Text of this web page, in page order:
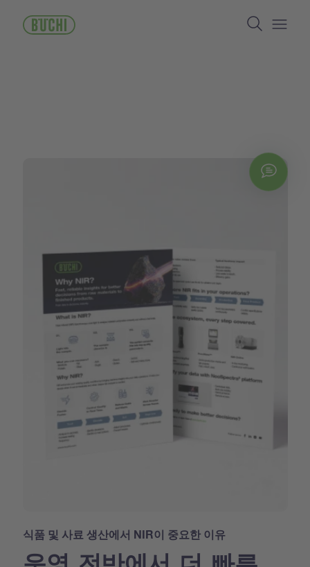
Search
식품 및 사료 생산에서 NIR이 중요한 이유